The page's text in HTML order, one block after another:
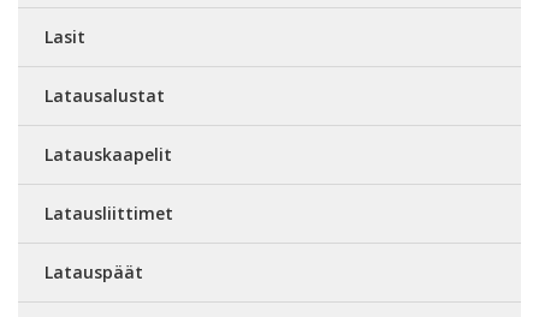
Lasit
Latausalustat
Latauskaapelit
Latausliittimet
Latauspäät